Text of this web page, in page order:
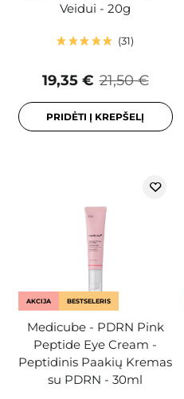
Veidui - 20g
31
21,50 €
19,35 €
PRIDĖTI Į KREPŠELĮ
AKCIJA BESTSELERIS
Medicube - PDRN Pink
Peptide Eye Cream -
Peptidinis Paakių Kremas
su PDRN - 30ml